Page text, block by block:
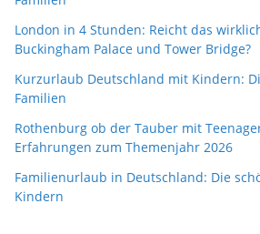
London in 4 Stunden: Reicht das
Buckingham Palace und Tower Bridge?
Kurzurlaub Deutschland mit Kindern:
Familien
Rothenburg ob der Tauber mit
Erfahrungen zum Themenjahr 2026
Familienurlaub in Deutschland: Die
Kindern